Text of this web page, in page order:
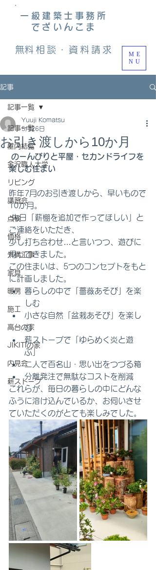
​無料相談・資料請求
一級建築士事務所
でざいんこま
ME
NU
記事
記事一覧
壁内結露
金沢職人大学
リビング
講習会
点検
価格
外構工事
家具
暖房
施工
高台の家
JIKITIの家
内見会
薪ストーブ
記事一覧
お引き渡しから10か月
Yuuji Komatsu
5月26日
のーんびりと平屋・セカンドライフを
楽しむ住まい
昨年7月のお引き渡しから、早いもので
10か月。
先日「薪棚を追加で作ってほしい」と
ご連絡をいただき、
少し打ち合わせ…と言いつつ、遊びに
伺ってきました。
この住まいは、5つのコンセプトをもと
に計画しました。
暮らしの中で「薔薇あそび」を楽
しむ
小さな自然「盆栽あそび」を楽し
む
薪ストーブで「ゆらめく炎と遊
ぶ」
二人で百名山・思い出をつづる箱
分離発注で無駄なコストを削減
これらが、毎日の暮らしの中にどんな
ふうに溶け込んでいるか、お伺いさせ
ていただくのがとても楽しみでした。